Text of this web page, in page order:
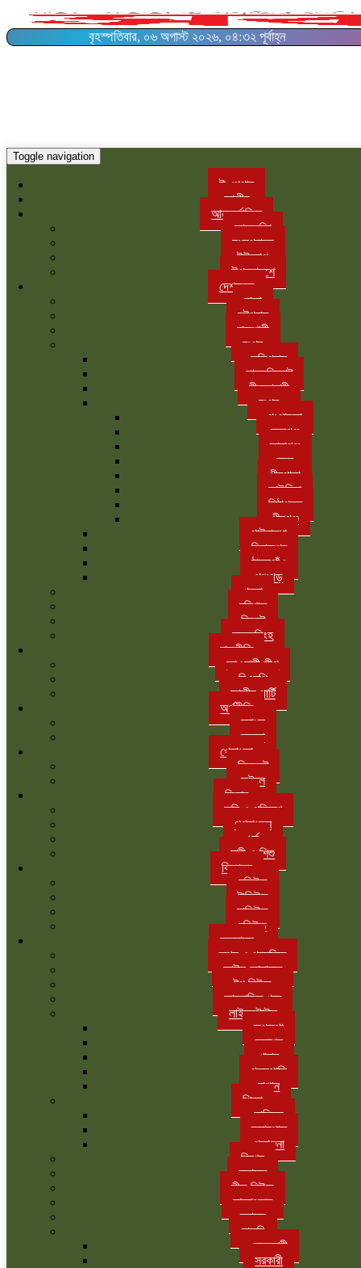
বৃহস্পতিবার, ০৬ অগাস্ট ২০২৬, ০৪:৩২ পূর্বাহ্ন
Toggle navigation
ই-পেপার
জাতীয়
আন্তর্জাতিক
আমরেকিা
মধ্যপ্রাচ্য
ইউরোপ
উপমহাদশে
দেশজুড়ে
ঢাকা
চট্টগ্রাম
রাজশাহী
রংপুর
কুড়িগ্রাম
লালমনিরহাট
নীলফামারী
রংপুর
গংগাচড়া
বদরগঞ্জ
তারাগঞ্জ
সদর
পীরগাছা
কাউনিয়া
মিঠাপুকুর
পীরগঞ্জ
গাইবান্ধা
দিনাজপুর
ঠাকুরগাঁও
পঞ্চগড়
খুলনা
বরিশাল
সিলেট
ময়মনসিংহ
রাজনীতি
আওয়ামী লীগ
বিএনপি
জাতীয় পার্টি
অর্থনীতি
ব্যাংক
ব্যবসা
খেলাধুলা
ক্রিকেট
ফুটবল
ফিচার
কৃষি ও পরিবেশ
গণমাধ্যম
ধর্ম
নারী ও শিশু
বিনোদন
হলিউড
টালিউড
ঢালিউড
বলিউড
অন্যান্য
তথ্য ও প্রযুক্তি
আইন-আদালত
টপ নিউজ
আলোচিত খবর
লাইফস্টাইল
রূপকথা
ফ্যাশন
খাবার
গৃহস্থালি
বাগান
শিক্ষা
সাহিত্য
ক্যাম্পাস
পড়াশুনা
বিশেষ
মতামত
লীড নিউজ
সাক্ষাৎকার
স্বাস্থ্য
চাকরি
বেসরকারী
সরকারী